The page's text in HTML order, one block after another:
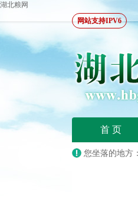
湖北粮网
网站支持IPV6
首 页
您坐落的地方